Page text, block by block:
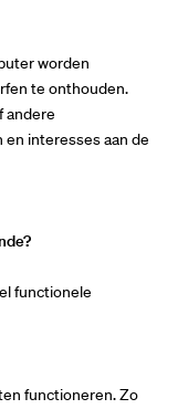
worden
te onthouden.
andere
interesses aan de
functionele
functioneren. Zo